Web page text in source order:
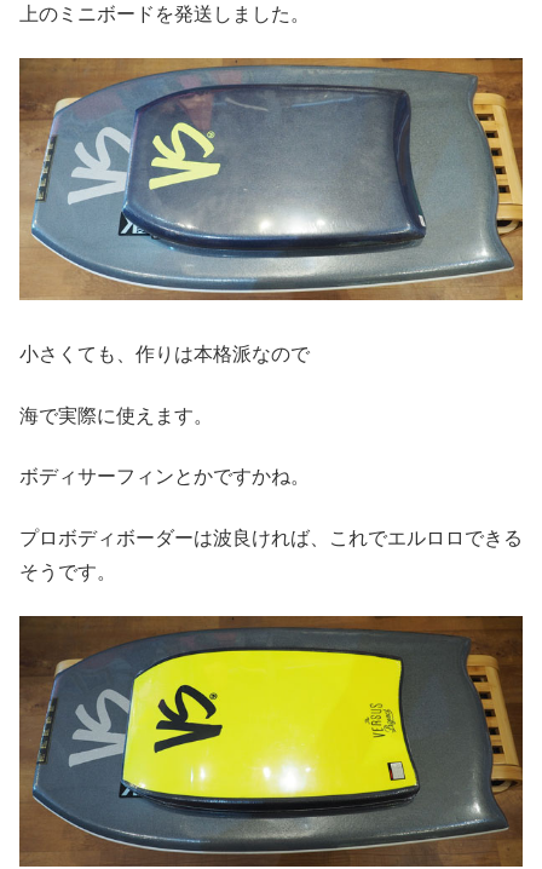
上のミニボードを発送しました。
小さくても、作りは本格派なので
海で実際に使えます。
ボディサーフィンとかですかね。
プロボディボーダーは波良ければ、これでエルロロできる
そうです。